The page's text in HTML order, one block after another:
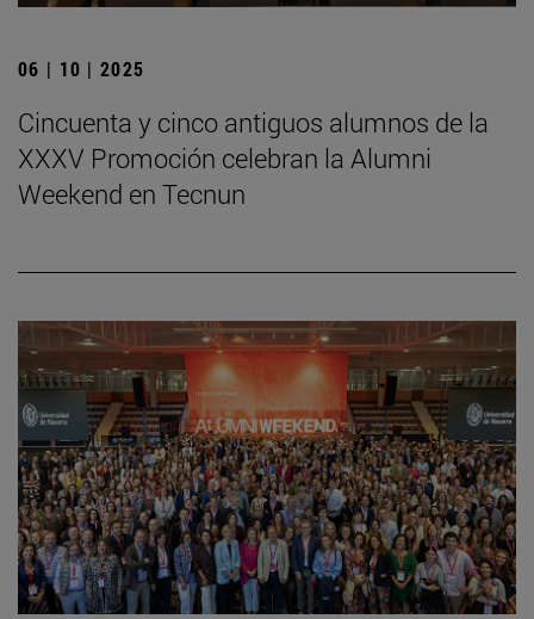
06 | 10 | 2025
Cincuenta y cinco antiguos alumnos de la
XXXV Promoción celebran la Alumni
Weekend en Tecnun